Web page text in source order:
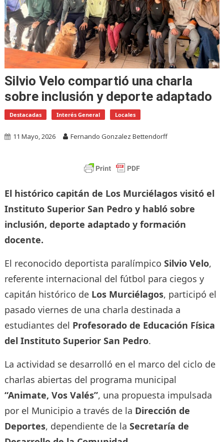
Silvio Velo compartió una charla
sobre inclusión y deporte adaptado
Destacadas Interés General Locales
11 Mayo, 2026 Fernando Gonzalez Bettendorff
El histórico capitán de Los Murciélagos visitó el
Instituto Superior San Pedro y habló sobre
inclusión, deporte adaptado y formación
docente.
El reconocido deportista paralímpico Silvio Velo,
referente internacional del fútbol para ciegos y
capitán histórico de Los Murciélagos, participó el
pasado viernes de una charla destinada a
estudiantes del Profesorado de Educación Física
del Instituto Superior San Pedro.
La actividad se desarrolló en el marco del ciclo de
charlas abiertas del programa municipal
“Animate, Vos Valés”, una propuesta impulsada
por el Municipio a través de la Dirección de
Deportes, dependiente de la Secretaría de